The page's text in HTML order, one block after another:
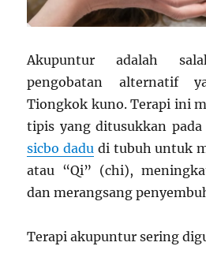
Akupuntur adalah
pengobatan alternatif
Tiongkok kuno. Terapi ini
tipis yang ditusukkan
sicbo dadu di tubuh untuk
atau “Qi” (chi),
dan merangsang
Terapi akupuntur sering